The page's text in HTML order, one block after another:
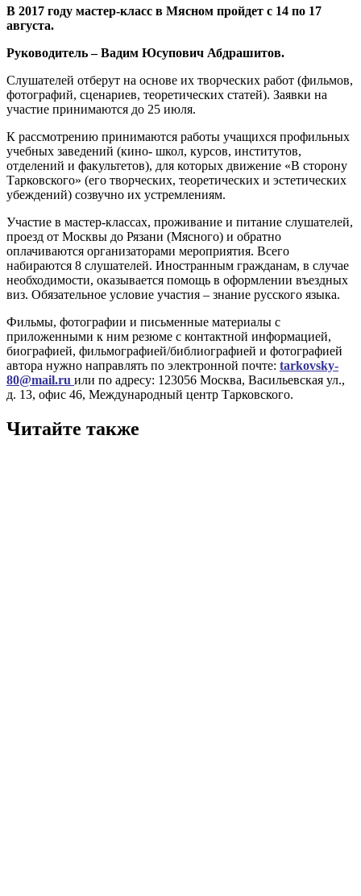
В 2017 году мастер-класс в Мясном пройдет с 14 по 17
августа.
Руководитель – Вадим Юсупович Абдрашитов.
Слушателей отберут на основе их творческих работ (фильмов,
фотографий, сценариев, теоретических статей). Заявки на
участие принимаются до 25 июля.
К рассмотрению принимаются работы учащихся профильных
учебных заведений (кино- школ, курсов, институтов,
отделений и факультетов), для которых движение «В сторону
Тарковского» (его творческих, теоретических и эстетических
убеждений) созвучно их устремлениям.
Участие в мастер-классах, проживание и питание слушателей,
проезд от Москвы до Рязани (Мясного) и обратно
оплачиваются организаторами мероприятия. Всего
набираются 8 слушателей. Иностранным гражданам, в случае
необходимости, оказывается помощь в оформлении въездных
виз. Обязательное условие участия – знание русского языка.
Фильмы, фотографии и письменные материалы с
приложенными к ним резюме с контактной информацией,
биографией, фильмографией/библиографией и фотографией
автора нужно направлять по электронной почте: tarkovsky-
80@mail.ru или по адресу: 123056 Москва, Васильевская ул.,
д. 13, офис 46, Международный центр Тарковского.
Читайте также